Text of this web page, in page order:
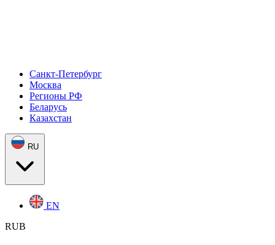
Санкт-Петербург
Москва
Регионы РФ
Беларусь
Казахстан
RU
EN
RUB